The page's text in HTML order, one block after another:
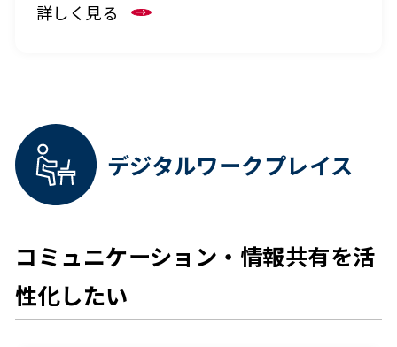
詳しく見る
デジタルワークプレイス
コミュニケーション・情報共有を活
性化したい